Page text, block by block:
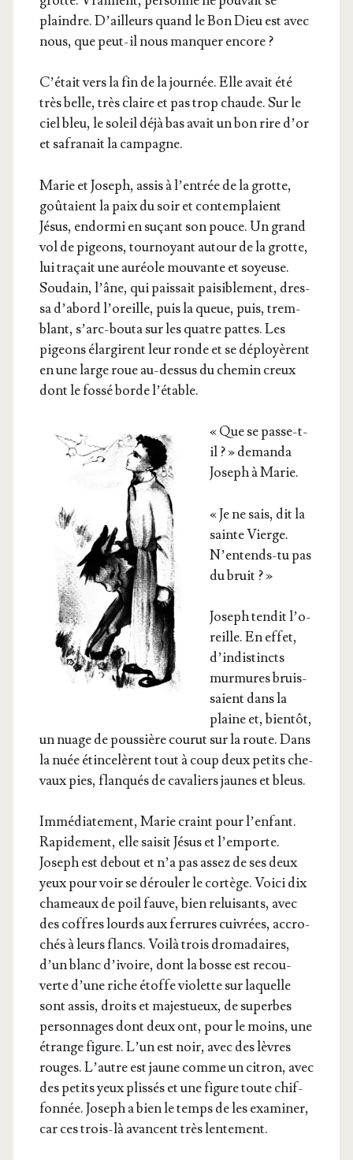
plaindre. D’ailleurs quand le Bon Dieu est avec
nous, que peut-il nous man­quer encore ?
C’é­tait vers la fin de la jour­née. Elle avait été
très belle, très claire et pas trop chaude. Sur le
ciel bleu, le soleil déjà bas avait un bon rire d’or
et safra­nait la campagne.
Marie et Joseph, assis à l’en­trée de la grotte,
goû­taient la paix du soir et contem­plaient
Jésus, endor­mi en suçant son pouce. Un grand
vol de pigeons, tour­noyant autour de la grotte,
lui tra­çait une auréole mou­vante et soyeuse.
Sou­dain, l’âne, qui pais­sait pai­si­ble­ment, dres­
sa d’a­bord l’o­reille, puis la queue, puis, trem­
blant, s’arc-bou­ta sur les quatre pattes. Les
pigeons élar­girent leur ronde et se déployèrent
en une large roue au-des­sus du che­min creux
dont le fos­sé borde l’étable.
« Que se passe-t-
il ? » deman­da
Joseph à Marie.
« Je ne sais, dit la
sainte Vierge.
N’en­tends-tu pas
du bruit ? »
Joseph ten­dit l’o­
reille. En effet,
d’in­dis­tincts
mur­mures bruis­
saient dans la
plaine et, bien­tôt,
un nuage de pous­sière cou­rut sur la route. Dans
la nuée étin­ce­lèrent tout à coup deux petits che­
vaux pies, flan­qués de cava­liers jaunes et bleus.
Immé­dia­te­ment, Marie craint pour l’en­fant.
Rapi­de­ment, elle sai­sit Jésus et l’emporte.
Joseph est debout et n’a pas assez de ses deux
yeux pour voir se dérou­ler le cor­tège. Voi­ci dix
cha­meaux de poil fauve, bien relui­sants, avec
des coffres lourds aux fer­rures cui­vrées, accro­
chés à leurs flancs. Voi­là trois dro­ma­daires,
d’un blanc d’i­voire, dont la bosse est recou­
verte d’une riche étoffe vio­lette sur laquelle
sont assis, droits et majes­tueux, de superbes
per­son­nages dont deux ont, pour le moins, une
étrange figure. L’un est noir, avec des lèvres
rouges. L’autre est jaune comme un citron, avec
des petits yeux plis­sés et une figure toute chif­
fon­née. Joseph a bien le temps de les exa­mi­ner,
car ces trois-là avancent très lentement.